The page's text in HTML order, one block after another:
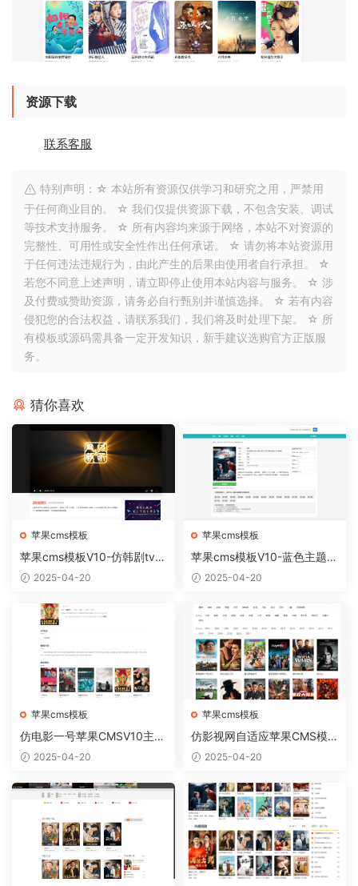
资源下载
联系客服
特别声明：☆ 本站所有资源仅供学习和研究之用，严禁用
于任何商业目的。 ☆ 我们仅提供资源下载，不包含安装、调试
等技术支持服务。 ☆ 所有内容均来源于网络，本站不对资源的
完整性、可用性或安全性作出任何承诺。 ☆ 请勿将本站资源用
于任何违法违规行为，由此产生的后果由使用者自行承担。 ☆
若您不同意上述声明，请立即停止使用本站内容与服务。 ☆ 涉
及付费或赞助资源，请务必自行甄别并谨慎选择。 ☆ 若有内容
侵犯您的合法权益，请联系我们，我们将及时处理下架。 ☆ 所
有模板或源码需具备一定开发知识，新手建议选购官方正版服
务。
猜你喜欢
苹果cms模板
苹果cms模板V10-仿韩剧tv电
脑版【正版开源】
2025-04-20
苹果cms模板
苹果cms模板V10-蓝色主题简
约模板
2025-04-20
苹果cms模板
仿电影一号苹果CMSV10主题
模板自适应
2025-04-20
苹果cms模板
仿影视网自适应苹果CMS模
板 苹果CMSV10自适应模板
2025-04-20